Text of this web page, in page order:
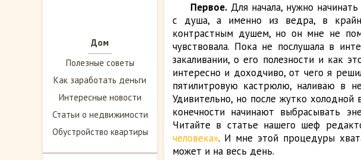
Дом
Полезные советы
Как заработать деньги
Интересные новости
Статьи о недвижимости
Обустройство квартиры
Первое. Для начала, нужно
с душа, а именно из ведра, в
контрастным душем, но он мне не
чувствовала. Пока не послушала в
закаливании, о его полезности и как
интересно и доходчиво, от чего я
пятилитровую кастрюлю, наливаю в
Удивительно, но после жутко холодной
конечности начинают выбрасывать
Читайте в статье нашего шеф
человека». И мне этой процедуры
может и на весь день.